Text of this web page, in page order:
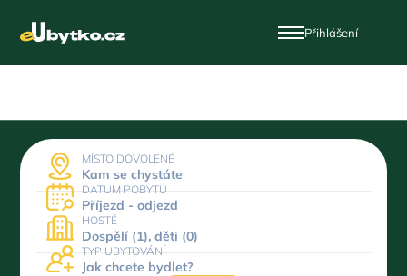
Přihlášení
MÍSTO DOVOLENÉ
Kam se chystáte
DATUM POBYTU
Příjezd - odjezd
HOSTÉ
Dospělí (1), děti (0)
TYP UBYTOVÁNÍ
Jak chcete bydlet?